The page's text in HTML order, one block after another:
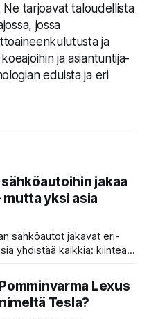
tarjoavat taloudellista
jossa
ja
ja asiantuntija-
eduista ja eri
jakaa
mutta yksi asia
sähköautot jakavat eri-
yhdistää kaikkia: kiinteät
Lexus
Tesla?